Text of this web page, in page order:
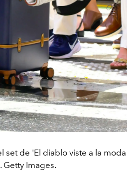
set de 'El diablo viste a la moda
Getty Images.